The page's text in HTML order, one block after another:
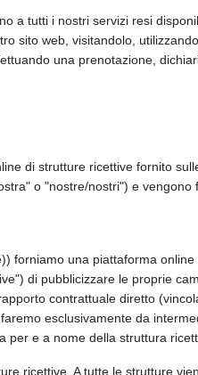
a tutti i nostri servizi resi
sito web, visitandolo,
una prenotazione,
di strutture ricettive fornito
o "nostre/nostri") e
forniamo una piattaforma
di pubblicizzare le proprie
contrattuale diretto
esclusivamente da
e a nome della struttura
ricettive. A tutte le strutture